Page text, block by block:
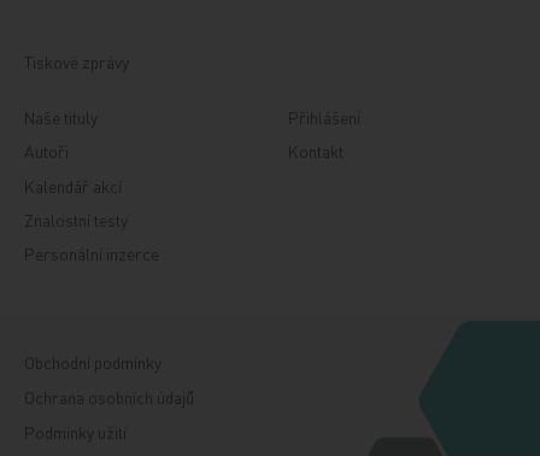
Tiskové zprávy
Naše tituly
Autoři
Kalendář akcí
Znalostní testy
Personální inzerce
Přihlášení
Kontakt
Obchodní podmínky
Ochrana osobních údajů
Podmínky užití